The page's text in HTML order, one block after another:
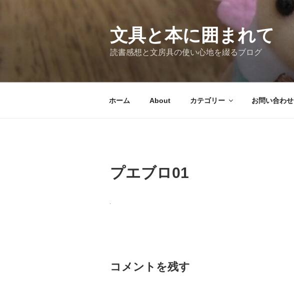
文具と本に囲まれて
読書感想と文房具の使い心地を綴るブログ
ホーム About カテゴリー お問い合わせ
プエブロ01
コメントを残す